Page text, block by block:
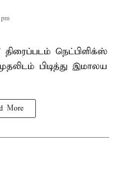
திரைப்படம் நெட்பிளிக்ஸ்
பிடித்து இமாலய
More